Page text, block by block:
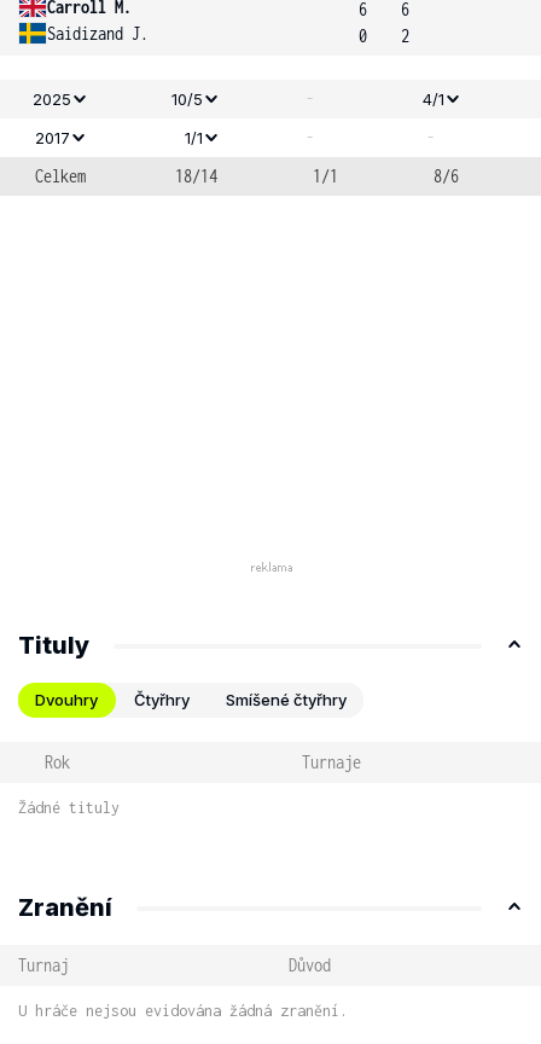
Carroll M.
Saidizand J.
6
0
6
2
2025 10/5 -
4/1
2017
1/1 -
-
Celkem
18/14 1/1 8/6
Tituly
Dvouhry Čtyřhry Smíšené čtyřhry
Rok Turnaje
Žádné tituly
Zranění
Turnaj Důvod
U hráče nejsou evidována žádná zranění.